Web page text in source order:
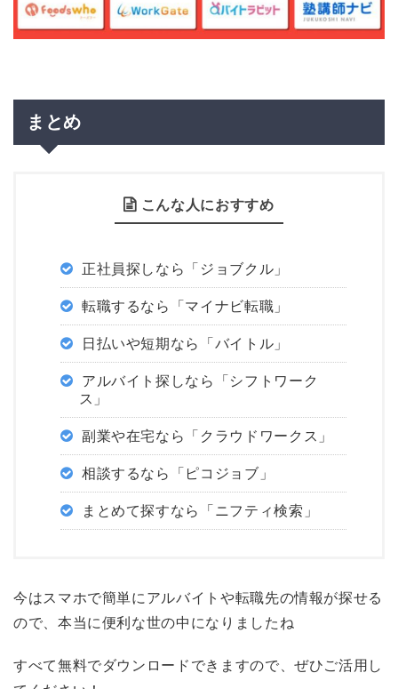
まとめ
こんな人におすすめ
正社員探しなら「ジョブクル」
転職するなら「マイナビ転職」
日払いや短期なら「バイトル」
アルバイト探しなら「シフトワーク
ス」
副業や在宅なら「クラウドワークス」
相談するなら「ピコジョブ」
まとめて探すなら「ニフティ検索」
今はスマホで簡単にアルバイトや転職先の情報が探せる
ので、本当に便利な世の中になりましたね
すべて無料でダウンロードできますので、ぜひご活用し